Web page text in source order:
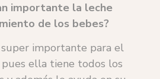
importante la leche
de los bebes?
importante para el
ella tiene todos los